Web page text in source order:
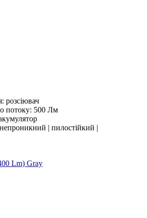
розсіювач
потоку: 500 Лм
| пилостійкий |
Lm) Gray